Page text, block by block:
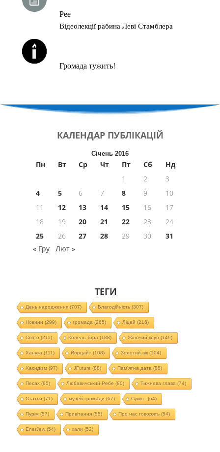
Рее
Відеолекції рабина Леві Стамблера
Громада тужить!
КАЛЕНДАР ПУБЛІКАЦІЙ
Січень 2016
Пн Вт Ср Чт Пт Сб
Нд
1
2
3
4
5 6 7 8 9
10
11
12 13 14 15 16
17
18
19 20 21 22 23
24
25
26 27 28 29 30
31
« Гру
Лют »
ТЕГИ
День народження(707) Благодійність(307)
Новини (299) громада (265) Ліцей (216)
Свято (211) Колель Тора (188) Жіночий клуб (149)
Ханука (111) Йорцайт (108) Золотий вік(104)
Хасидізм (97) JFuture (88) Пам'ятна дата (88)
Песах(85) Любавичський Ребе (80) Тижнева глава (74)
Статьи (71) музей громади (67) Суккот (64)
Пурім (57) Привітання(55) Про нас говорять(54)
EnerJew(54) хали (52)